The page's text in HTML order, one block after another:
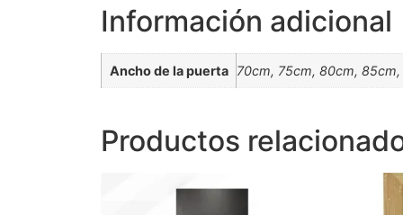
Información adicional
Ancho de la puerta 70cm, 75cm, 80cm,
Productos